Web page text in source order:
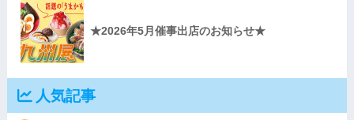
★2026年5月催事出店のお知らせ★
人気記事